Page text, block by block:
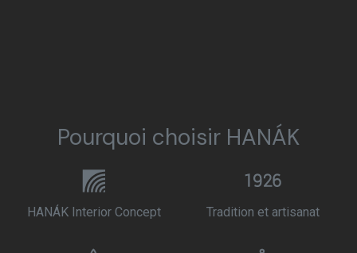
Pourquoi choisir HANÁK
HANÁK Interior Concept Tradition et artisanat